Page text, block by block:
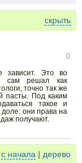
скрыть
0
зависит. Это во
сам решал как
точно так же
пасты. Под каким
такое и
доле: они права на
получают.
с начала | дерево